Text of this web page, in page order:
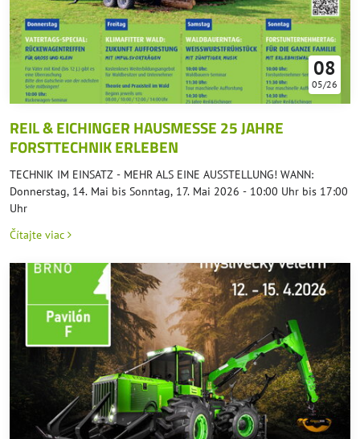
08
05/26
REIL & EICHINGER HAUSMESSE 25 JAHRE
FORSTTECHNIK ERLEBEN
TECHNIK IM EINSATZ - MEHR ALS EINE AUSSTELLUNG! WANN:
Donnerstag, 14. Mai bis Sonntag, 17. Mai 2026 - 10:00 Uhr bis 17:00
Uhr
Čítajte viac